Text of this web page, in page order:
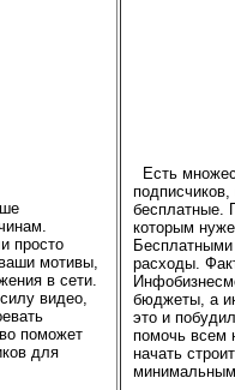
просто
мотивы,
в сети.
видео,
поможет
для
Есть
бесплатные.
которым
Бесплатными
расходы.
бюджеты, а
это и
помочь всем
начать